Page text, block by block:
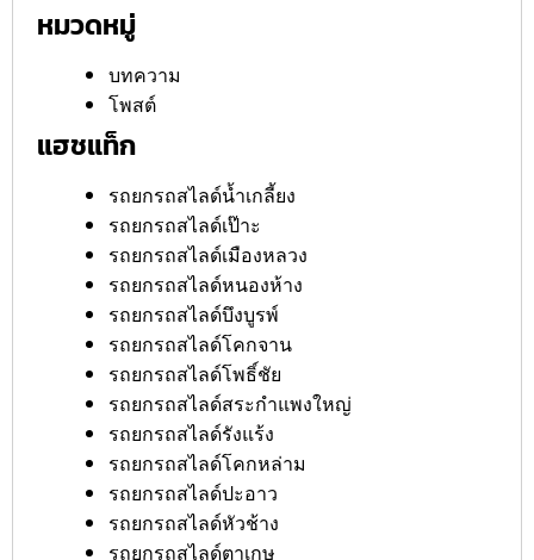
หมวดหมู่
บทความ
โพสต์
แฮชแท็ก
รถยกรถสไลด์น้ำเกลี้ยง
รถยกรถสไลด์เป๊าะ
รถยกรถสไลด์เมืองหลวง
รถยกรถสไลด์หนองห้าง
รถยกรถสไลด์บึงบูรพ์
รถยกรถสไลด์โคกจาน
รถยกรถสไลด์โพธิ์ชัย
รถยกรถสไลด์สระกำแพงใหญ่
รถยกรถสไลด์รังแร้ง
รถยกรถสไลด์โคกหล่าม
รถยกรถสไลด์ปะอาว
รถยกรถสไลด์หัวช้าง
รถยกรถสไลด์ตาเกษ